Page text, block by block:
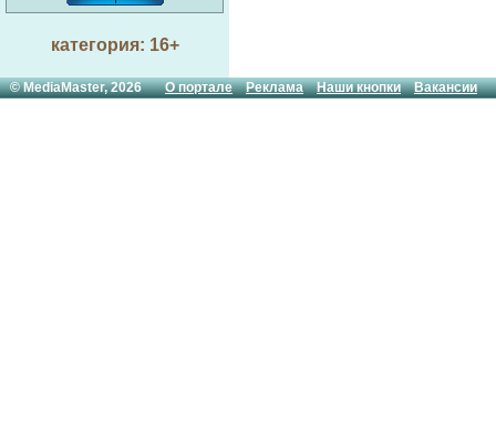
категория: 16+
© MediaMaster, 2026О портале Реклама Наши кнопки Вакансии